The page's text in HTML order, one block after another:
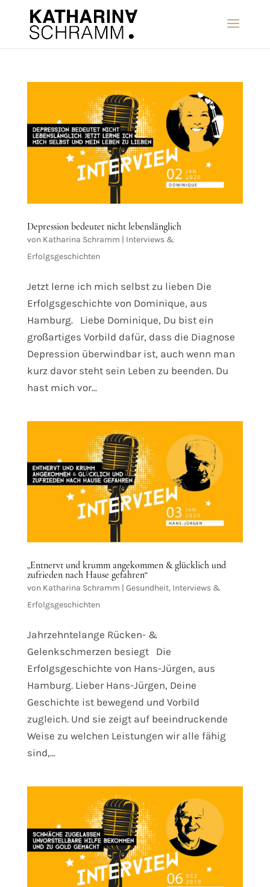
Depression bedeutet nicht lebenslänglich
von Katharina Schramm | Interviews &
Erfolgsgeschichten
Jetzt lerne ich mich selbst zu lieben Die
Erfolgsgeschichte von Dominique, aus
Hamburg. Liebe Dominique, Du bist ein
großartiges Vorbild dafür, dass die Diagnose
Depression überwindbar ist, auch wenn man
kurz davor steht sein Leben zu beenden. Du
hast mich vor...
„Entnervt und krumm angekommen & glücklich und
zufrieden nach Hause gefahren“
von Katharina Schramm | Gesundheit, Interviews &
Erfolgsgeschichten
Jahrzehntelange Rücken- &
Gelenkschmerzen besiegt Die
Erfolgsgeschichte von Hans-Jürgen, aus
Hamburg. Lieber Hans-Jürgen, Deine
Geschichte ist bewegend und Vorbild
zugleich. Und sie zeigt auf beeindruckende
Weise zu welchen Leistungen wir alle fähig
sind,...